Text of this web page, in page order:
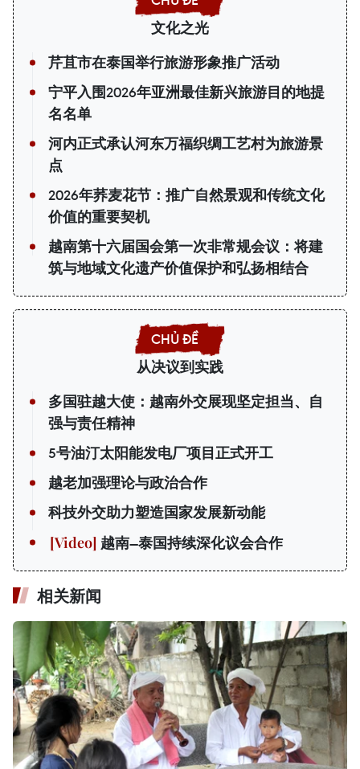
文化之光
芹苴市在泰国举行旅游形象推广活动
宁平入围2026年亚洲最佳新兴旅游目的地提
名名单
河内正式承认河东万福织绸工艺村为旅游景
点
2026年荞麦花节：推广自然景观和传统文化
价值的重要契机
越南第十六届国会第一次非常规会议：将建
筑与地域文化遗产价值保护和弘扬相结合
从决议到实践
多国驻越大使：越南外交展现坚定担当、自
强与责任精神
5号油汀太阳能发电厂项目正式开工
越老加强理论与政治合作
科技外交助力塑造国家发展新动能
越南—泰国持续深化议会合作
相关新闻